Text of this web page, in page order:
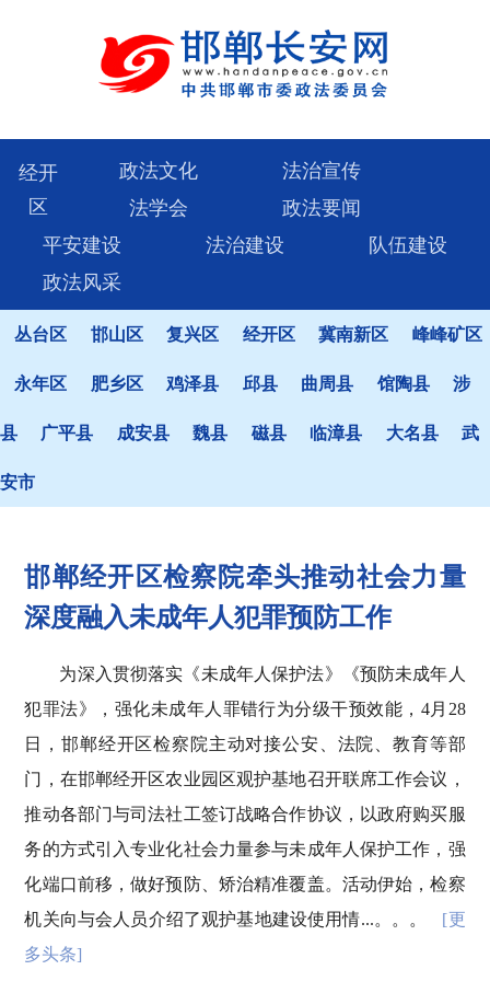
经开
区
政法文化
法治宣传
法学会
政法要闻
平安建设
法治建设
队伍建设
政法风采
丛台区 邯山区 复兴区 经开区 冀南新区 峰峰矿区
永年区 肥乡区 鸡泽县 邱县 曲周县 馆陶县 涉
县 广平县 成安县 魏县 磁县 临漳县 大名县 武
安市
邯郸经开区检察院牵头推动社会力量
深度融入未成年人犯罪预防工作
为深入贯彻落实《未成年人保护法》《预防未成年人
犯罪法》，强化未成年人罪错行为分级干预效能，4月28
日，邯郸经开区检察院主动对接公安、法院、教育等部
门，在邯郸经开区农业园区观护基地召开联席工作会议，
推动各部门与司法社工签订战略合作协议，以政府购买服
务的方式引入专业化社会力量参与未成年人保护工作，强
化端口前移，做好预防、矫治精准覆盖。活动伊始，检察
机关向与会人员介绍了观护基地建设使用情...。。。
[更
多头条]